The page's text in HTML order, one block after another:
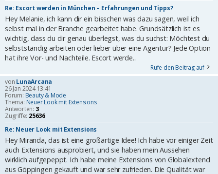
Re: Escort werden in München – Erfahrungen und Tipps?
Hey Melanie, ich kann dir ein bisschen was dazu sagen, weil ich
selbst mal in der Branche gearbeitet habe. Grundsätzlich ist es
wichtig, dass du dir genau überlegst, was du suchst: Möchtest du
selbstständig arbeiten oder lieber über eine Agentur? Jede Option
hat ihre Vor- und Nachteile. Escort werde...
Rufe den Beitrag auf
von LunaArcana
26 Jan 2024 13:41
Forum: Beauty & Mode
Thema: Neuer Look mit Extensions
Antworten: 3
Zugriffe: 25636
Re: Neuer Look mit Extensions
Hey Miranda, das ist eine großartige Idee! Ich habe vor einiger Zeit
auch Extensions ausprobiert, und sie haben mein Aussehen
wirklich aufgepeppt. Ich habe meine Extensions von Globalextend
aus Göppingen gekauft und war sehr zufrieden. Die Qualität war